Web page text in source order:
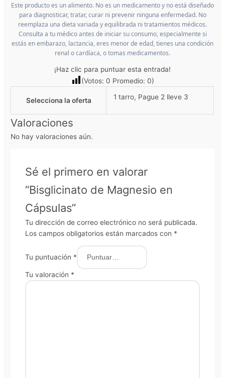
Este producto es un alimento. No es un medicamento y no está diseñado
para diagnosticar, tratar, curar ni prevenir ninguna enfermedad. No
reemplaza una dieta variada y equilibrada ni tratamientos médicos.
Consulta a tu médico antes de iniciar su consumo, especialmente si
estás en embarazo, lactancia, eres menor de edad, tienes una condición
renal o cardíaca, o tomas medicamentos.
¡Haz clic para puntuar esta entrada!
(Votos: 0 Promedio: 0)
Selecciona la oferta 1 tarro, Pague 2 lleve 3
Valoraciones
No hay valoraciones aún.
Sé el primero en valorar
“Bisglicinato de Magnesio en
Cápsulas”
Tu dirección de correo electrónico no será publicada.
Los campos obligatorios están marcados con *
Tu puntuación *
Tu valoración *